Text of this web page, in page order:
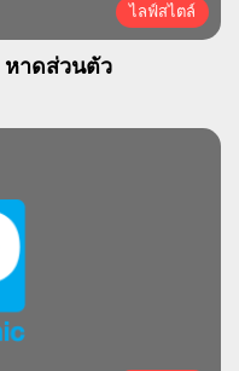
ไลฟ์สไตล์
หาดส่วนตัว